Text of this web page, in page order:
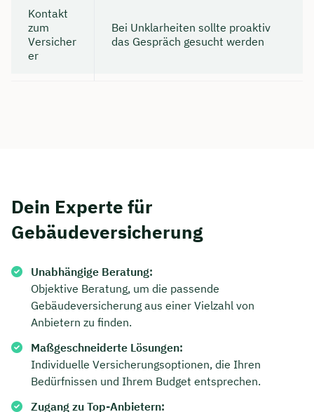
Kontakt
zum
Versicher
er
Bei Unklarheiten sollte proaktiv
das Gespräch gesucht werden
Dein Experte für
Gebäudeversicherung
Unabhängige Beratung:
Objektive Beratung, um die passende
Gebäudeversicherung aus einer Vielzahl von
Anbietern zu finden.
Maßgeschneiderte Lösungen:
Individuelle Versicherungsoptionen, die Ihren
Bedürfnissen und Ihrem Budget entsprechen.
Zugang zu Top-Anbietern:
Jetzt persönliches
Beratungsgespräch mit Jonas
Ubben sichern 🤝